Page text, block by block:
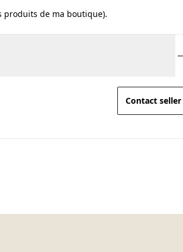
produits de ma boutique).
Contact seller